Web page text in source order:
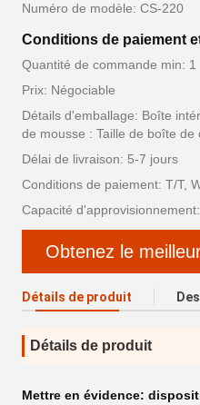
Numéro de modèle: CS-220
Conditions de paiement
Quantité de commande min: 1
Prix: Négociable
Détails d'emballage: Boîte
de mousse : Taille de boîte de
Délai de livraison: 5-7 jours
Conditions de paiement: T/T,
Capacité
Obtenez le
Détails de produit
Détails de produit
Mettre en évidence: